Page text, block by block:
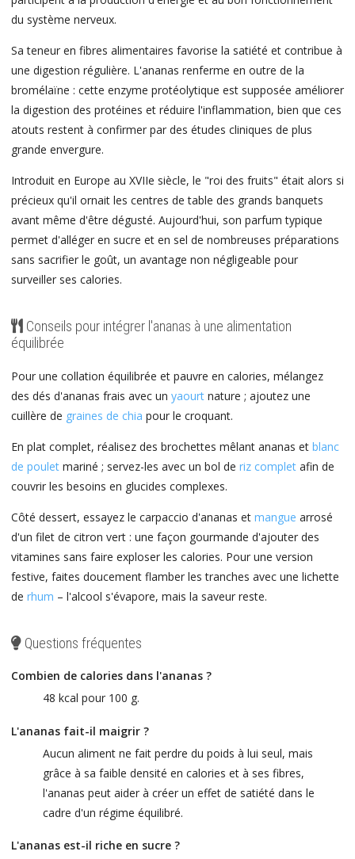
du système nerveux.
Sa teneur en fibres alimentaires favorise la satiété et contribue à
une digestion régulière. L'ananas renferme en outre de la
bromélaïne : cette enzyme protéolytique est supposée améliorer
la digestion des protéines et réduire l'inflammation, bien que ces
atouts restent à confirmer par des études cliniques de plus
grande envergure.
Introduit en Europe au XVIIe siècle, le "roi des fruits" était alors si
précieux qu'il ornait les centres de table des grands banquets
avant même d'être dégusté. Aujourd'hui, son parfum typique
permet d'alléger en sucre et en sel de nombreuses préparations
sans sacrifier le goût, un avantage non négligeable pour
surveiller ses calories.
Conseils pour intégrer l'ananas à une alimentation
équilibrée
Pour une collation équilibrée et pauvre en calories, mélangez
des dés d'ananas frais avec un yaourt nature ; ajoutez une
cuillère de graines de chia pour le croquant.
En plat complet, réalisez des brochettes mêlant ananas et blanc
de poulet mariné ; servez-les avec un bol de riz complet afin de
couvrir les besoins en glucides complexes.
Côté dessert, essayez le carpaccio d'ananas et mangue arrosé
d'un filet de citron vert : une façon gourmande d'ajouter des
vitamines sans faire exploser les calories. Pour une version
festive, faites doucement flamber les tranches avec une lichette
de rhum – l'alcool s'évapore, mais la saveur reste.
Questions fréquentes
Combien de calories dans l'ananas ?
48 kcal pour 100 g.
L'ananas fait-il maigrir ?
Aucun aliment ne fait perdre du poids à lui seul, mais
grâce à sa faible densité en calories et à ses fibres,
l'ananas peut aider à créer un effet de satiété dans le
cadre d'un régime équilibré.
L'ananas est-il riche en sucre ?